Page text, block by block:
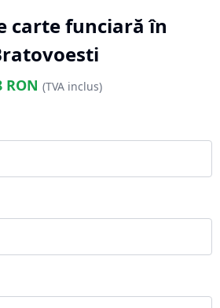
carte funciară în
RON (TVA inclus)